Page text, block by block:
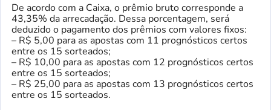
De acordo com a Caixa, o prêmio bruto corresponde a
43,35% da arrecadação. Dessa porcentagem, será
deduzido o pagamento dos prêmios com valores fixos:
– R$ 5,00 para as apostas com 11 prognósticos certos
entre os 15 sorteados;
– R$ 10,00 para as apostas com 12 prognósticos certos
entre os 15 sorteados;
– R$ 25,00 para as apostas com 13 prognósticos certos
entre os 15 sorteados.